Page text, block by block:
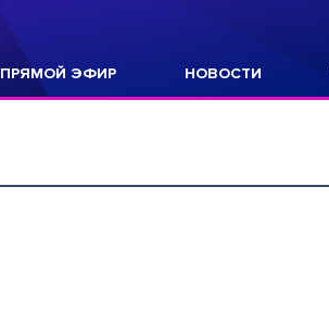
ПРЯМОЙ ЭФИР НОВОСТИ